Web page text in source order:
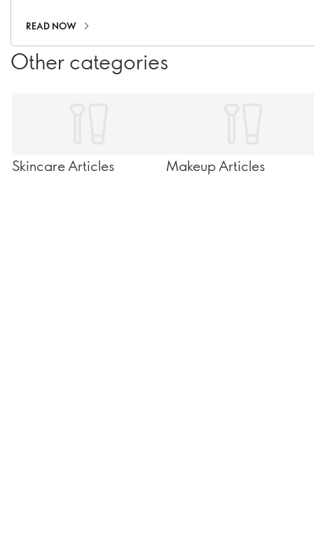
multi-tasking formulas have taken over makeup shelves in
recent years, but they’re not quite the same. By
understanding how each works, you’ll be able to choose
the right one for your skin and your daily routine. Let’s
READ NOW
Other categories
Skincare Articles Makeup Articles